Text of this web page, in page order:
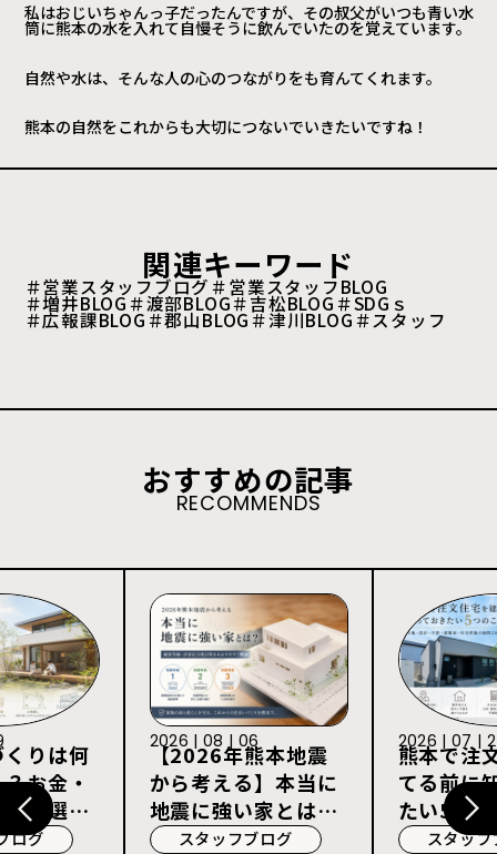
私はおじいちゃんっ子だったんですが、その叔父がいつも青い水
筒に熊本の水を入れて自慢そうに飲んでいたのを覚えています。
自然や水は、そんな人の心のつながりをも育んてくれます。
熊本の自然をこれからも大切につないでいきたいですね！
関連キーワード
＃営業スタッフブログ＃営業スタッフBLOG
＃増井BLOG＃渡部BLOG＃吉松BLOG＃SDGｓ
＃広報課BLOG＃郡山BLOG＃津川BLOG＃スタッフ
おすすめの記事
RECOMMENDS
りは何
お金・
社選び
ログ
【2026年熊本地震
から考える】本当に
地震に強い家とは？
耐震等級3・許容応
スタッフブログ
2026 | 08 | 06
熊本で注
てる前に
たい5つ
スタッ
2026 | 07 |